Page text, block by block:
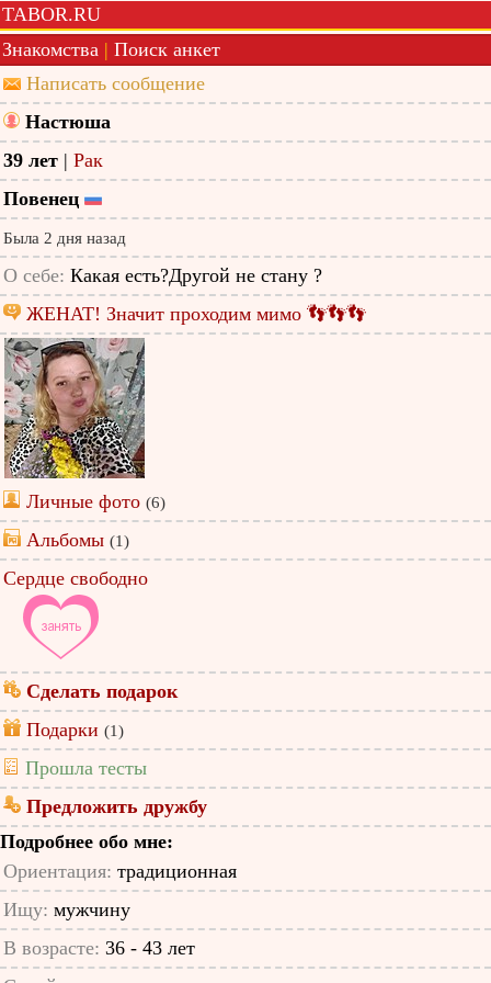
TABOR.RU
Знакомства | Поиск анкет
Написать сообщение
Настюша
39 лет | Рак
Повенец
Была 2 дня назад
О себе: Какая есть?Другой не стану ?
ЖЕНАТ! Значит проходим мимо 👣👣👣
Личные фото (6)
Альбомы (1)
Сердце свободно
Сделать подарок
Подарки (1)
Прошла тесты
Предложить дружбу
Подробнее обо мне:
Ориентация: традиционная
Ищу: мужчину
В возрасте: 36 - 43 лет